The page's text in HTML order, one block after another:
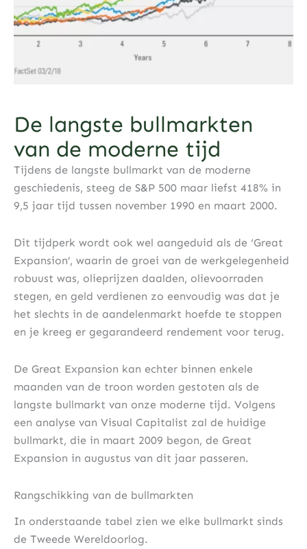
De langste bullmarkten
van de moderne tijd
Tijdens de langste bullmarkt van de moderne
geschiedenis, steeg de S&P 500 maar liefst 418% in
9,5 jaar tijd tussen november 1990 en maart 2000.
Dit tijdperk wordt ook wel aangeduid als de ‘Great
Expansion’, waarin de groei van de werkgelegenheid
robuust was, olieprijzen daalden, olievoorraden
stegen, en geld verdienen zo eenvoudig was dat je
het slechts in de aandelenmarkt hoefde te stoppen
en je kreeg er gegarandeerd rendement voor terug.
De Great Expansion kan echter binnen enkele
maanden van de troon worden gestoten als de
langste bullmarkt van onze moderne tijd. Volgens
een analyse van Visual Capitalist zal de huidige
bullmarkt, die in maart 2009 begon, de Great
Expansion in augustus van dit jaar passeren.
Rangschikking van de bullmarkten
In onderstaande tabel zien we elke bullmarkt sinds
de Tweede Wereldoorlog.